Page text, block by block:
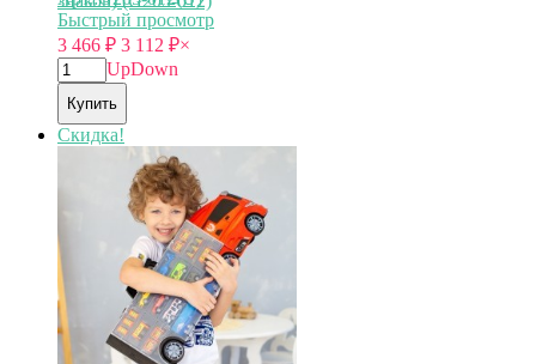
Быстрый просмотр
3 466 ₽ 3 112 ₽×
UpDown
Купить
Скидка!